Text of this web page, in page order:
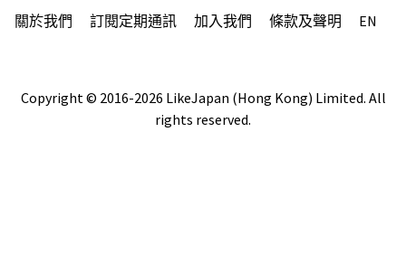
關於我們 訂閱定期通訊 加入我們 條款及聲明 EN
Copyright © 2016-2026 LikeJapan (Hong Kong) Limited. All
rights reserved.